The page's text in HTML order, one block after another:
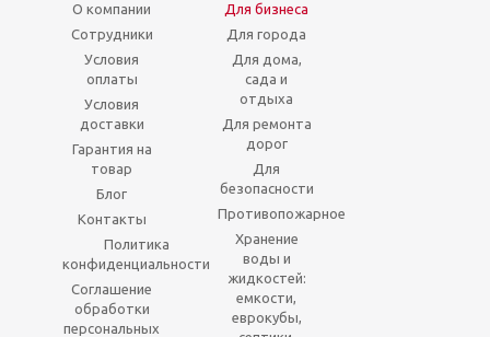
О компании
Сотрудники
Условия
оплаты
Условия
доставки
Гарантия на
товар
Блог
Контакты
Политика
конфиденциальности
Соглашение
обработки
персональных
Для бизнеса
Для города
Для дома,
сада и
отдыха
Для ремонта
дорог
Для
безопасности
Противопожарное
Хранение
воды и
жидкостей:
емкости,
еврокубы,